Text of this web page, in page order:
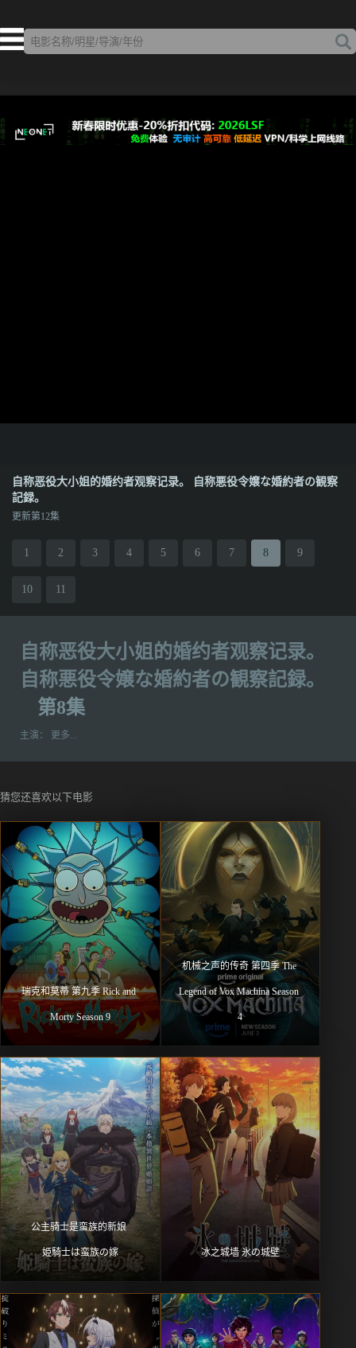
自称恶役大小姐的婚约者观察记录。 自称悪役令嬢な婚約者の観察
記録。
更新第12集
1 2 3 4 5 6 7 8 9
10 11
自称恶役大小姐的婚约者观察记录。
自称悪役令嬢な婚約者の観察記録。
第8集
主演： 更多...
猜您还喜欢以下电影
瑞克和莫蒂 第九季 Rick and
Morty Season 9
机械之声的传奇 第四季 The
Legend of Vox Machina Season
4
公主骑士是蛮族的新娘
姫騎士は蛮族の嫁 冰之城墙 氷の城壁